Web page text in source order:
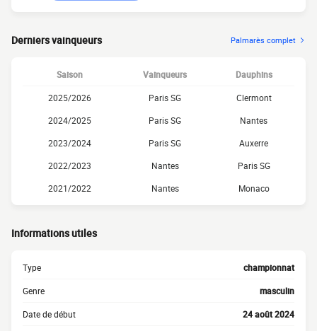
Derniers vainqueurs Palmarès complet
Saison Vainqueurs Dauphins
2025/2026 Paris SG
Clermont
2024/2025
Paris SG
Nantes
2023/2024
Paris SG
Auxerre
2022/2023
Nantes
Paris SG
2021/2022
Nantes Monaco
Informations utiles
Type championnat
Genre masculin
Date de début 24 août 2024